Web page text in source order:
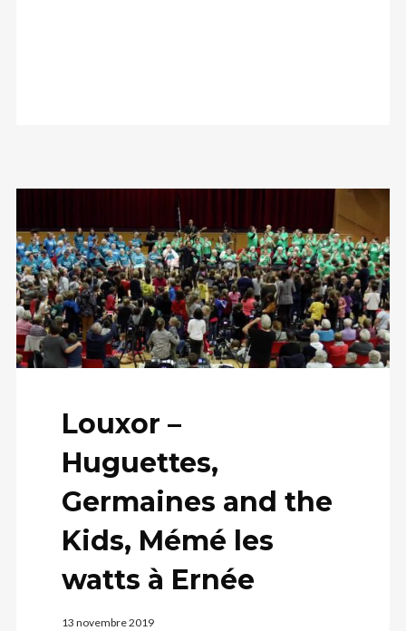
Louxor –
Huguettes,
Germaines and the
Kids, Mémé les
watts à Ernée
13 novembre 2019